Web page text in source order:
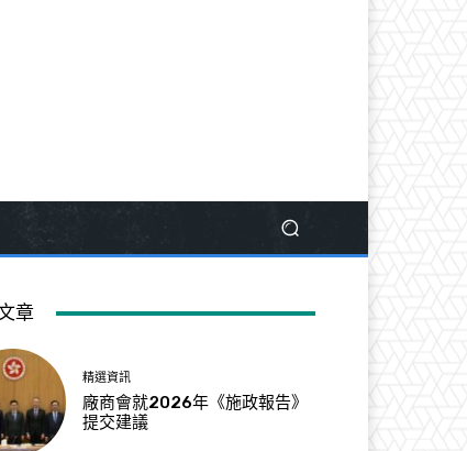
章
精選資訊
廠商會就2026年《施政報告》
提交建議